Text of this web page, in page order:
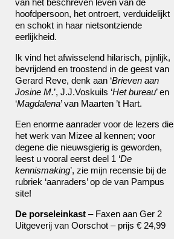
van het beschreven leven van de
hoofdpersoon, het ontroert, verduidelijkt
en schokt in haar nietsontziende
eerlijkheid.
Ik vind het afwisselend hilarisch, pijnlijk,
bevrijdend en troostend in de geest van
Gerard Reve, denk aan ‘Brieven aan
Josine M.’, J.J.Voskuils ‘Het bureau’ en
‘Magdalena’ van Maarten ’t Hart.
Een enorme aanrader voor de lezers die
het werk van Mizee al kennen; voor
degene die nieuwsgierig is geworden,
leest u vooral eerst deel 1 ‘De
kennismaking’, zie mijn recensie bij de
rubriek ‘aanraders’ op de van Pampus
site!
De porseleinkast – Faxen aan Ger 2
Uitgeverij van Oorschot – prijs € 24,99